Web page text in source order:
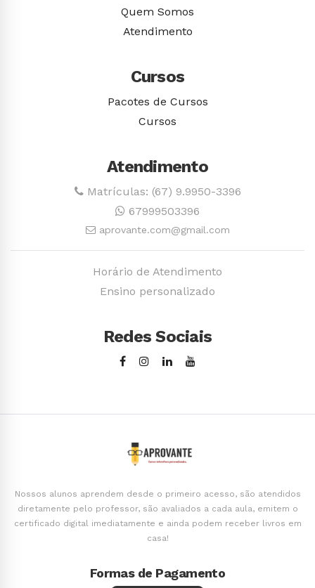
Quem Somos
Atendimento
Cursos
Pacotes de Cursos
Cursos
Atendimento
Matrículas: (67) 9.9950-3396
67999503396
aprovante.com@gmail.com
Horário de Atendimento
Ensino personalizado
Redes Sociais
Nossos alunos aprendem desde o primeiro acesso, são atendidos
diretamente pelo professor, são avaliados a cada aula, emitem o
certificado digital imediatamente e ainda podem receber livros em
casa!
Formas de Pagamento